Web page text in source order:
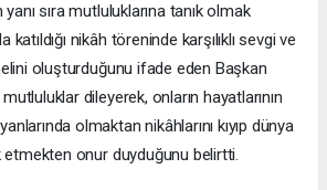
sıra mutluluklarına tanık olmak
nikâh töreninde karşılıklı sevgi ve
oluşturduğunu ifade eden Başkan
dileyerek, onların hayatlarının
olmaktan nikâhlarını kıyıp dünya
onur duyduğunu belirtti.